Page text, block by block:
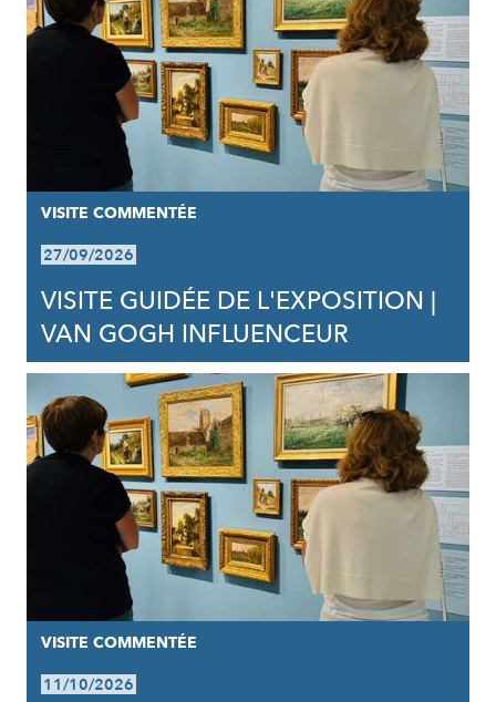
VISITE COMMENTÉE
27/09/2026
VISITE GUIDÉE DE L'EXPOSITION |
VAN GOGH INFLUENCEUR
VISITE COMMENTÉE
11/10/2026